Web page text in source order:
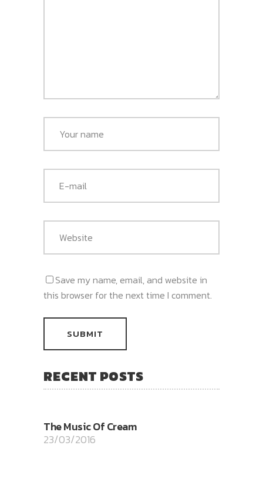
Save my name, email, and website in
this browser for the next time I comment.
RECENT POSTS
The Music Of Cream
23/03/2016